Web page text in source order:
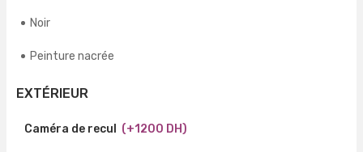
Noir
Peinture nacrée
EXTÉRIEUR
Caméra de recul (+1200 DH)